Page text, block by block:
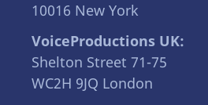
10016 New York
VoiceProductions UK:
Shelton Street 71-75
WC2H 9JQ London